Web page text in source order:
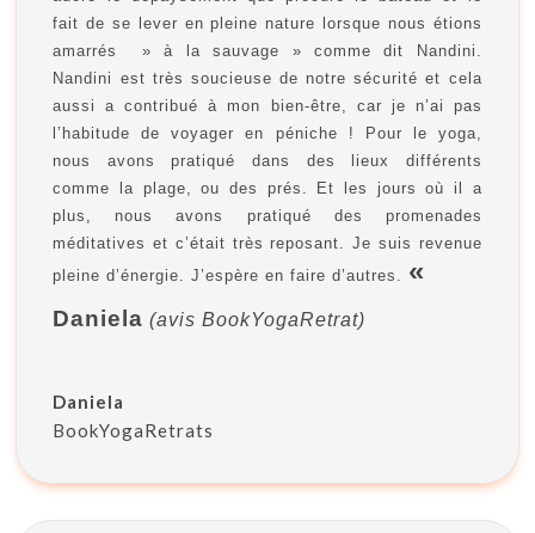
fait de se lever en pleine nature lorsque nous étions
amarrés » à la sauvage » comme dit Nandini.
Nandini est très soucieuse de notre sécurité et cela
aussi a contribué à mon bien-être, car je n’ai pas
l’habitude de voyager en péniche ! Pour le yoga,
nous avons pratiqué dans des lieux différents
comme la plage, ou des prés. Et les jours où il a
plus, nous avons pratiqué des promenades
méditatives et c’était très reposant. Je suis revenue
pleine d’énergie. J’espère en faire d’autres. «
Daniela (avis BookYogaRetrat)
Daniela
BookYogaRetrats